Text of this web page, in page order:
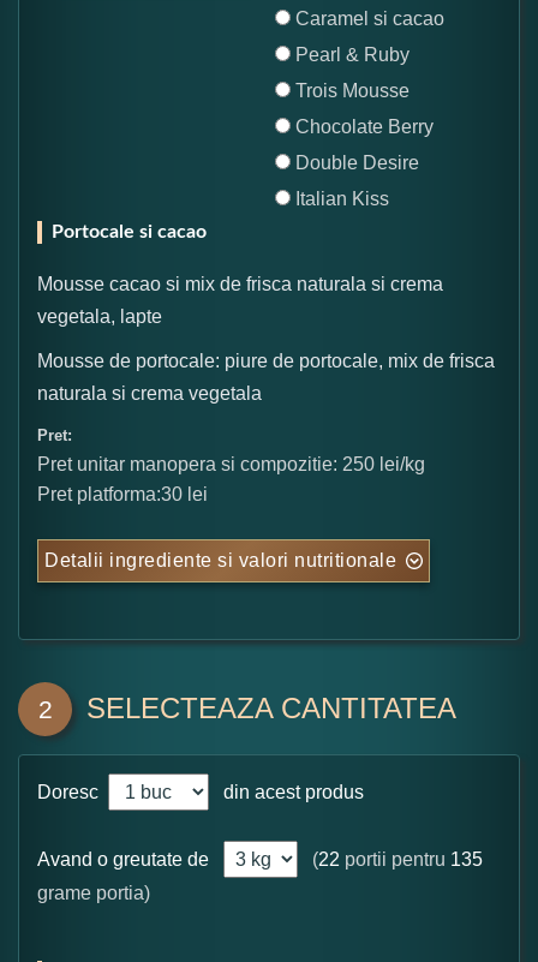
Caramel si cacao
Pearl & Ruby
Trois Mousse
Chocolate Berry
Double Desire
Italian Kiss
Portocale si cacao
Mousse cacao si mix de frisca naturala si crema
vegetala, lapte
Mousse de portocale: piure de portocale, mix de frisca
naturala si crema vegetala
Pret:
Pret unitar manopera si compozitie: 250 lei/kg
Pret platforma:30 lei
Detalii ingrediente si valori nutritionale
2 SELECTEAZA CANTITATEA
Doresc din acest produs
Avand o greutate de (22 portii pentru 135
grame portia)